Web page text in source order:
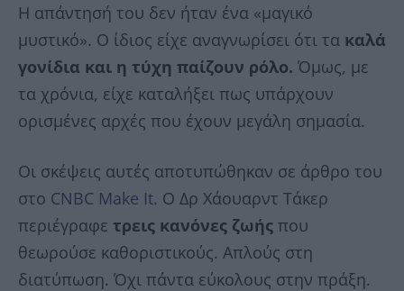
Η απάντησή του δεν ήταν ένα «μαγικό
μυστικό». Ο ίδιος είχε αναγνωρίσει ότι τα καλά
γονίδια και η τύχη παίζουν ρόλο. Όμως, με
τα χρόνια, είχε καταλήξει πως υπάρχουν
ορισμένες αρχές που έχουν μεγάλη σημασία.
Οι σκέψεις αυτές αποτυπώθηκαν σε άρθρο του
στο CNBC Make It. Ο Δρ Χάουαρντ Τάκερ
περιέγραφε τρεις κανόνες ζωής που
θεωρούσε καθοριστικούς. Απλούς στη
διατύπωση. Όχι πάντα εύκολους στην πράξη.